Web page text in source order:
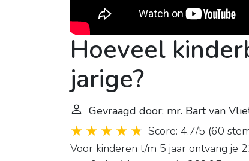
Hoeveel
jarige?
Gevraagd door: mr. Bart van
Score: 4.7/5 (60
Voor kinderen t/m 5 jaar ontvang je